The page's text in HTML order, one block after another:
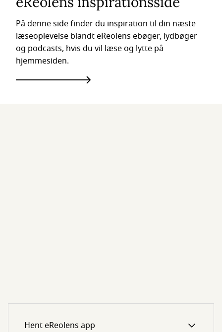
På denne side finder du inspiration til din næste
læseoplevelse blandt eReolens ebøger, lydbøger
og podcasts, hvis du vil læse og lytte på
hjemmesiden.
Hent eReolens app